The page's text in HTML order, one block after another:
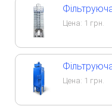
Цена: 1 грн.
Цена: 1 грн.